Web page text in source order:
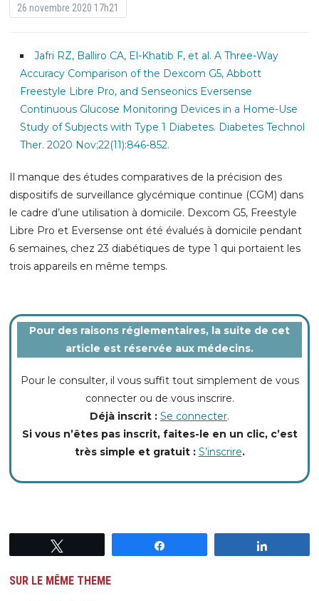
26 novembre 2020 17h21
Jafri RZ, Balliro CA, El-Khatib F, et al. A Three-Way
Accuracy Comparison of the Dexcom G5, Abbott
Freestyle Libre Pro, and Senseonics Eversense
Continuous Glucose Monitoring Devices in a Home-Use
Study of Subjects with Type 1 Diabetes. Diabetes Technol
Ther. 2020 Nov;22(11):846-852.
Il manque des études comparatives de la précision des
dispositifs de surveillance glycémique continue (CGM) dans
le cadre d’une utilisation à domicile. Dexcom G5, Freestyle
Libre Pro et Eversense ont été évalués à domicile pendant
6 semaines, chez 23 diabétiques de type 1 qui portaient les
trois appareils en même temps.
Pour des raisons réglementaires, la suite de cet
article est réservée aux médecins.
Pour le consulter, il vous suffit tout simplement de vous
connecter ou de vous inscrire.
Déjà inscrit : Se connecter.
Si vous n’êtes pas inscrit, faites-le en un clic, c’est
très simple et gratuit : S’inscrire.
SUR LE MÊME THEME